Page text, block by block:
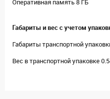
Оперативная память 8 ГБ
Габариты и вес с учетом
Габариты транспортной
Вес в транспортной упаковке